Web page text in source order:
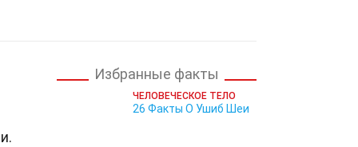
Избранные факты
ЧЕЛОВЕЧЕСКОЕ ТЕЛО
26 Факты О Ушиб Шеи